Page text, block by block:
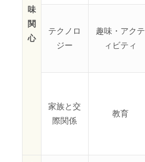
味
関
心
テクノロ
ジー
趣味・アクテ
ィビティ
家族と交
際関係
教育